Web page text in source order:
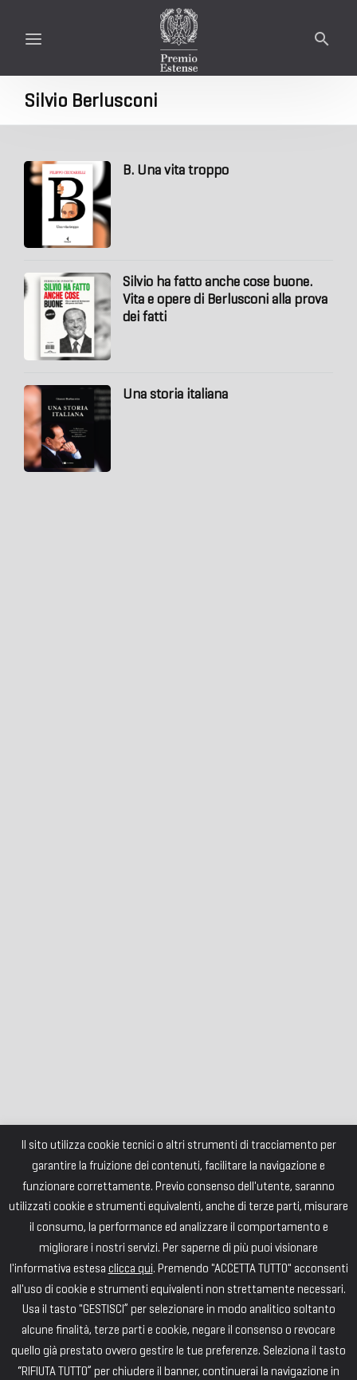
Silvio Berlusconi
B. Una vita troppo
Silvio ha fatto anche cose buone.
Vita e opere di Berlusconi alla prova
dei fatti
Una storia italiana
Il sito utilizza cookie tecnici o altri strumenti di tracciamento per
garantire la fruizione dei contenuti, facilitare la navigazione e
funzionare correttamente. Previo consenso dell'utente, saranno
utilizzati cookie e strumenti equivalenti, anche di terze parti, misurare
il consumo, la performance ed analizzare il comportamento e
migliorare i nostri servizi. Per saperne di più puoi visionare
l'informativa estesa clicca qui. Premendo "ACCETTA TUTTO" acconsenti
all'uso di cookie e strumenti equivalenti non strettamente necessari.
Usa il tasto "GESTISCI” per selezionare in modo analitico soltanto
alcune finalità, terze parti e cookie, negare il consenso o revocare
quello già prestato ovvero gestire le tue preferenze. Seleziona il tasto
“RIFIUTA TUTTO” per chiudere il banner, continuerai la navigazione in